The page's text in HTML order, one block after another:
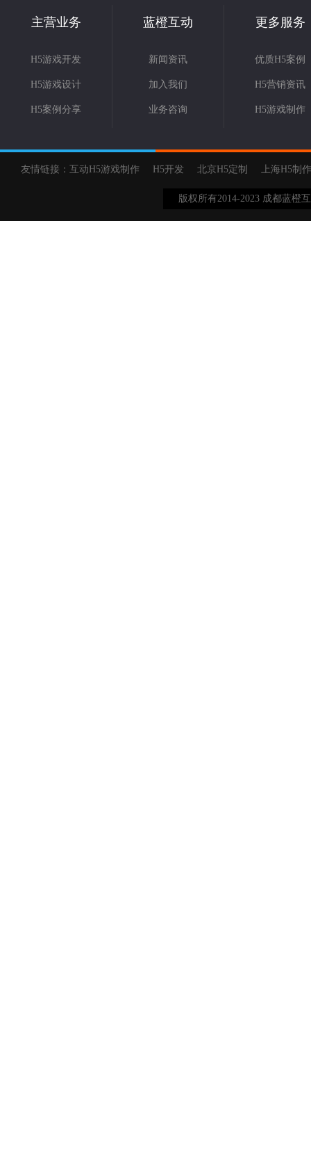
主营业务
H5游戏开发
H5游戏设计
H5案例分享
蓝橙互动
新闻资讯
加入我们
业务咨询
更多服务
优质H5案例
H5营销资讯
H5游戏制作
友情链接： 互动H5游戏制作 H5开发 北京H5定制 上海H5制作
版权所有2014-2023 成都蓝橙